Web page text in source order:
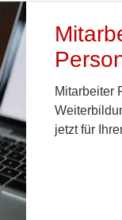
Mitarbeiter
jetzt für